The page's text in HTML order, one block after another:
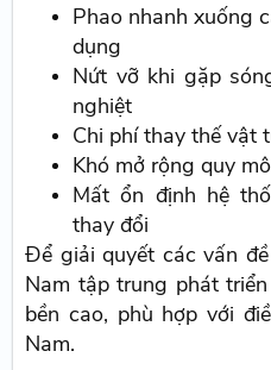
Phao nhanh xuống
dụng
Nứt vỡ khi gặp
nghiệt
Chi phí thay thế vật
Khó mở rộng quy
Mất ổn định hệ
thay đổi
Để giải quyết các vấn
Nam tập trung phát
bền cao, phù hợp với
Nam.